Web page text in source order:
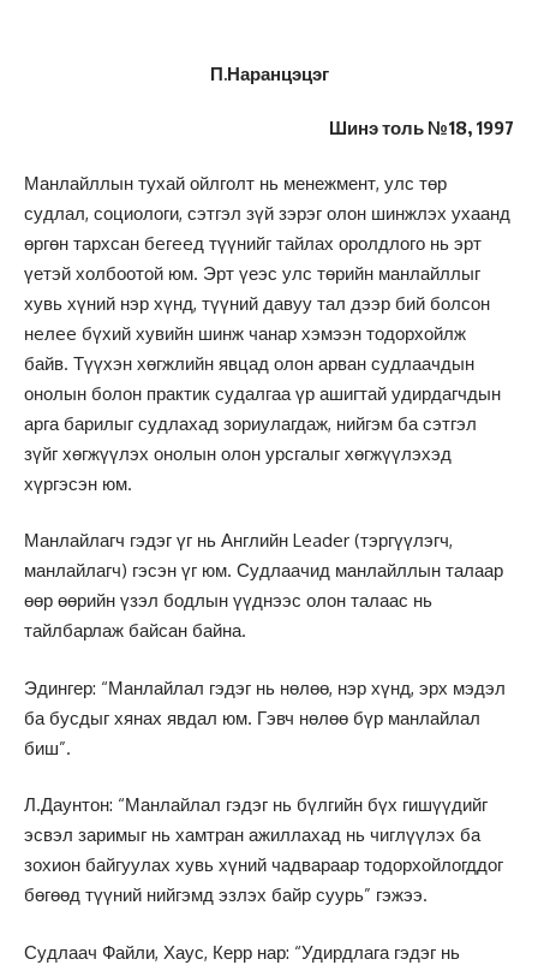
П.Наранцэцэг
Шинэ толь №18, 1997
Манлайллын тухай ойлголт нь менежмент, улс төр
судлал, социологи, сэтгэл зүй зэрэг олон шинжлэх ухаанд
өргөн тархсан бeгeeд түүнийг тайлах оролдлого нь эрт
үетэй холбоотой юм. Эрт үеэс улс төрийн манлайллыг
хувь хүний нэр хүнд, түүний давуу тал дээр бий болсон
нeлee бүхий хувийн шинж чанар хэмээн тодорхойлж
байв. Түүхэн хөгжлийн явцад олон арван судлаачдын
онолын болон практик судалгаа үр ашигтай удирдагчдын
арга барилыг судлахад зориулагдаж, нийгэм ба сэтгэл
зүйг хөгжүүлэх онолын олон урсгалыг хөгжүүлэхэд
хүргэсэн юм.
Манлайлагч гэдэг үг нь Английн Leader (тэргүүлэгч,
манлайлагч) гэсэн үг юм. Судлаачид манлайллын талаар
өөр өөрийн үзэл бодлын үүднээс олон талаас нь
тайлбарлаж байсан байна.
Эдингер: “Манлайлал гэдэг нь нөлөө, нэр хүнд, эрх мэдэл
ба бусдыг хянах явдал юм. Гэвч нөлөө бүр манлайлал
биш”.
Л.Даунтон: “Манлайлал гэдэг нь бүлгийн бүх гишүүдийг
эсвэл заримыг нь хамтран ажиллахад нь чиглүүлэх ба
зохион байгуулах хувь хүний чадвараар тодорхойлогддог
бөгөөд түүний нийгэмд эзлэх байр суурь” гэжээ.
Судлаач Файли, Хаус, Керр нар: “Удирдлага гэдэг нь